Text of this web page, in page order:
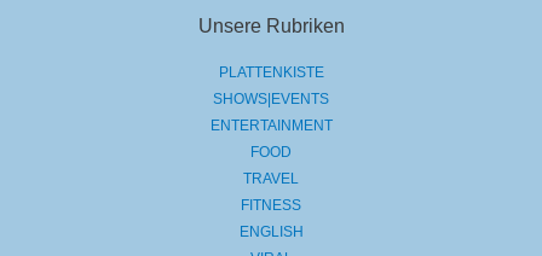
Unsere Rubriken
PLATTENKISTE
SHOWS|EVENTS
ENTERTAINMENT
FOOD
TRAVEL
FITNESS
ENGLISH